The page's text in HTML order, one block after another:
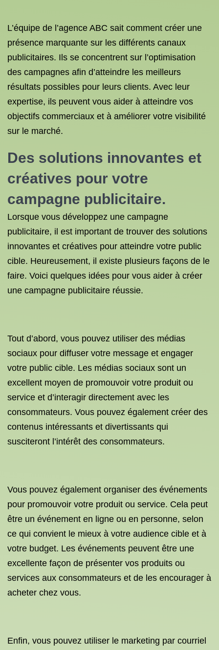
L’équipe de l’agence ABC sait comment créer une
présence marquante sur les différents canaux
publicitaires. Ils se concentrent sur l’optimisation
des campagnes afin d’atteindre les meilleurs
résultats possibles pour leurs clients. Avec leur
expertise, ils peuvent vous aider à atteindre vos
objectifs commerciaux et à améliorer votre visibilité
sur le marché.
Des solutions innovantes et
créatives pour votre
campagne publicitaire.
Lorsque vous développez une campagne
publicitaire, il est important de trouver des solutions
innovantes et créatives pour atteindre votre public
cible. Heureusement, il existe plusieurs façons de le
faire. Voici quelques idées pour vous aider à créer
une campagne publicitaire réussie.
Tout d’abord, vous pouvez utiliser des médias
sociaux pour diffuser votre message et engager
votre public cible. Les médias sociaux sont un
excellent moyen de promouvoir votre produit ou
service et d’interagir directement avec les
consommateurs. Vous pouvez également créer des
contenus intéressants et divertissants qui
susciteront l’intérêt des consommateurs.
Vous pouvez également organiser des événements
pour promouvoir votre produit ou service. Cela peut
être un événement en ligne ou en personne, selon
ce qui convient le mieux à votre audience cible et à
votre budget. Les événements peuvent être une
excellente façon de présenter vos produits ou
services aux consommateurs et de les encourager à
acheter chez vous.
Enfin, vous pouvez utiliser le marketing par courriel